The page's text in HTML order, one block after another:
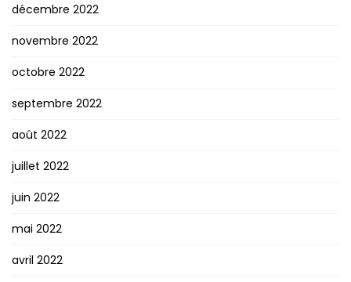
décembre 2022
novembre 2022
octobre 2022
septembre 2022
août 2022
juillet 2022
juin 2022
mai 2022
avril 2022